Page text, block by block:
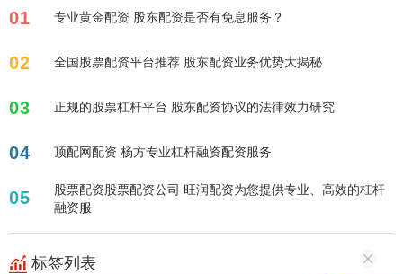
01 专业黄金配资 股东配资是否有免息服务？
02 全国股票配资平台推荐 股东配资业务优势大揭秘
03 正规的股票杠杆平台 股东配资协议的法律效力研究
04 顶配网配资 杨方专业杠杆融资配资服务
05
股票配资股票配资公司 旺润配资为您提供专业、高效的杠杆
融资服
标签列表